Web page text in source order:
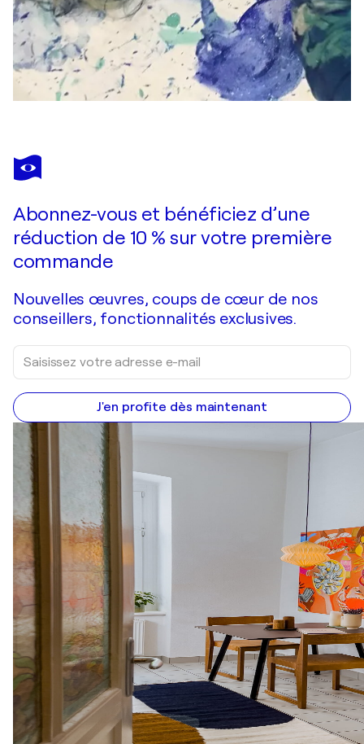
Abonnez-vous et bénéficiez d’une
réduction de 10 % sur votre première
commande
Nouvelles œuvres, coups de cœur de nos
conseillers, fonctionnalités exclusives.
J'en profite dès maintenant